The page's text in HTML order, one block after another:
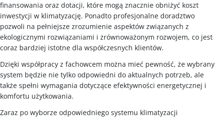
finansowania oraz dotacji, które mogą znacznie obniżyć koszt
inwestycji w klimatyzację. Ponadto profesjonalne doradztwo
pozwoli na pełniejsze zrozumienie aspektów związanych z
ekologicznymi rozwiązaniami i zrównoważonym rozwojem, co jest
coraz bardziej istotne dla współczesnych klientów.
Dzięki współpracy z fachowcem można mieć pewność, że wybrany
system będzie nie tylko odpowiedni do aktualnych potrzeb, ale
także spełni wymagania dotyczące efektywności energetycznej i
komfortu użytkowania.
Zaraz po wyborze odpowiedniego systemu klimatyzacji